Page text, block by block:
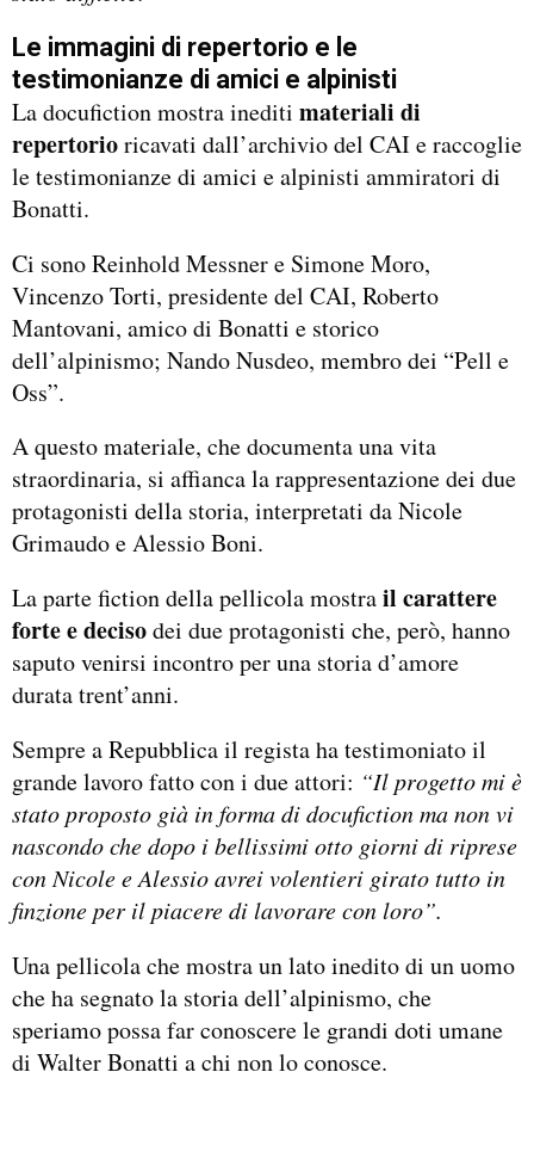
Le immagini di repertorio e le
testimonianze di amici e alpinisti
La docufiction mostra inediti materiali di
repertorioricavati dall’archivio del CAI e raccoglie
le testimonianze di amici e alpinisti ammiratori di
Bonatti.
Ci sono Reinhold Messner e Simone Moro,
Vincenzo Torti, presidente del CAI, Roberto
Mantovani, amico di Bonatti e storico
dell’alpinismo; Nando Nusdeo, membro dei “Pell e
Oss”.
A questo materiale, che documenta una vita
straordinaria, si affianca la rappresentazione dei due
protagonisti della storia, interpretati da Nicole
Grimaudo e Alessio Boni.
La parte fiction della pellicola mostrail carattere
forte e decisodei due protagonisti che, però, hanno
saputo venirsi incontro per una storia d’amore
durata trent’anni.
Sempre a Repubblica il regista ha testimoniato il
grande lavoro fatto con i due attori: “Il progetto mi è
stato proposto già in forma di docufiction ma non vi
nascondo che dopo i bellissimi otto giorni di riprese
con Nicole e Alessio avrei volentieri girato tutto in
finzione per il piacere di lavorare con loro”.
Una pellicola che mostra un lato inedito di un uomo
che ha segnato la storia dell’alpinismo, che
speriamo possa far conoscere le grandi doti umane
di Walter Bonatti a chi non lo conosce.